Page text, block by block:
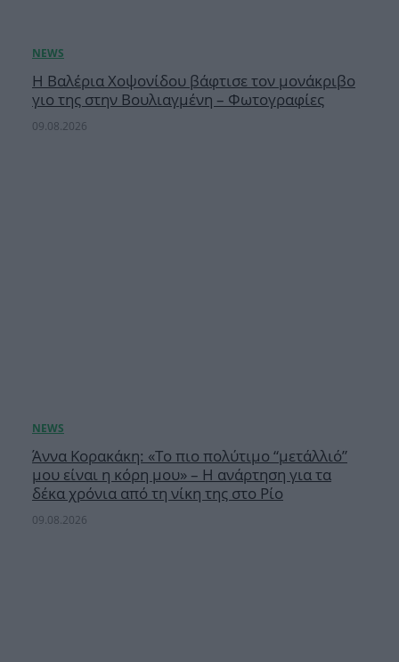
H Βαλέρια Χοψονίδου βάφτισε τον μονάκριβο
γιο της στην Βουλιαγμένη – Φωτογραφίες
09.08.2026
Άννα Κορακάκη: «Το πιο πολύτιμο “μετάλλιό”
μου είναι η κόρη μου» – Η ανάρτηση για τα
δέκα χρόνια από τη νίκη της στο Ρίο
09.08.2026